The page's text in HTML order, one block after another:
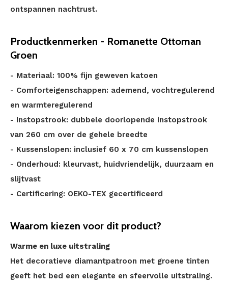
ontspannen nachtrust.
Productkenmerken - Romanette Ottoman
Groen
- Materiaal: 100% fijn geweven katoen
- Comforteigenschappen: ademend, vochtregulerend
en warmteregulerend
- Instopstrook: dubbele doorlopende instopstrook
van 260 cm over de gehele breedte
- Kussenslopen: inclusief 60 x 70 cm kussenslopen
- Onderhoud: kleurvast, huidvriendelijk, duurzaam en
slijtvast
- Certificering: OEKO-TEX gecertificeerd
Waarom kiezen voor dit product?
Warme en luxe uitstraling
Het decoratieve diamantpatroon met groene tinten
geeft het bed een elegante en sfeervolle uitstraling.